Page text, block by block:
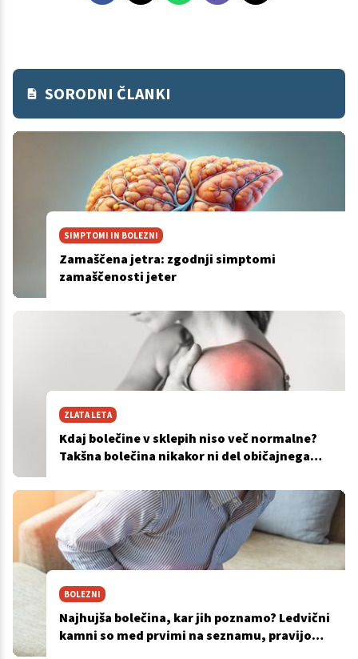
SORODNI ČLANKI
SIMPTOMI IN BOLEZNI
Zamaščena jetra: zgodnji simptomi
zamaščenosti jeter
ZLATA LETA
Kdaj bolečine v sklepih niso več normalne?
Takšna bolečina nikakor ni del običajnega
BOLEZNI
Najhujša bolečina, kar jih poznamo? Ledvični
kamni so med prvimi na seznamu, pravijo